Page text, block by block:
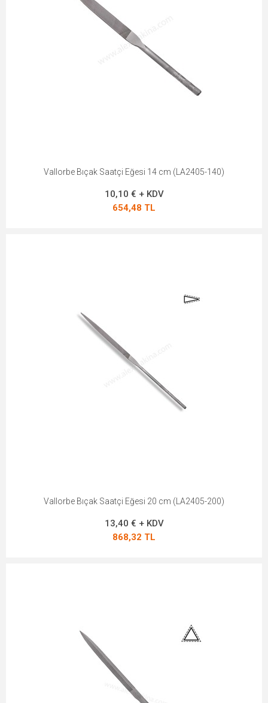
Vallorbe Bıçak Saatçi Eğesi 14 cm (LA2405-140)
10,10 € + KDV
654,48 TL
Vallorbe Bıçak Saatçi Eğesi 20 cm (LA2405-200)
13,40 € + KDV
868,32 TL